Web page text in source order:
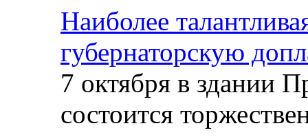
Наиболее
губернаторскую
7 октября в здании
состоится